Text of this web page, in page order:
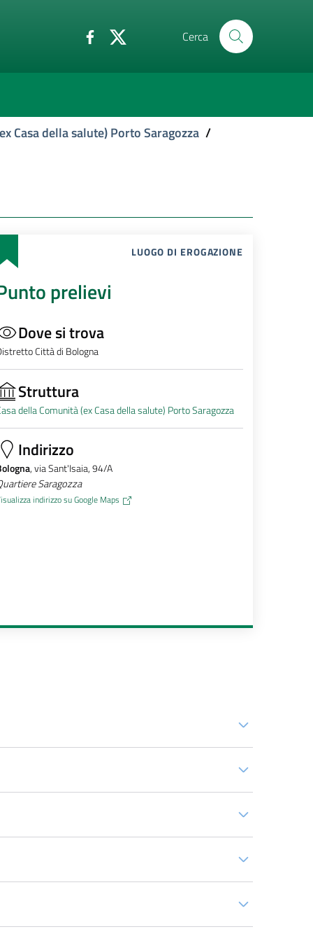
Cerca
Casa della salute) Porto Saragozza /
LUOGO DI EROGAZIONE
prelievi
Dove si trova
Città di Bologna
Struttura
della Comunità (ex Casa della salute) Porto Saragozza
Indirizzo
, via Sant'Isaia, 94/A
Saragozza
indirizzo su Google Maps